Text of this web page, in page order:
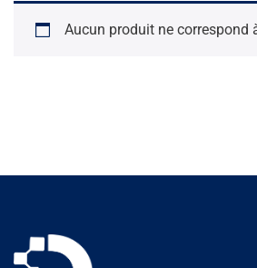
Aucun produit ne correspond